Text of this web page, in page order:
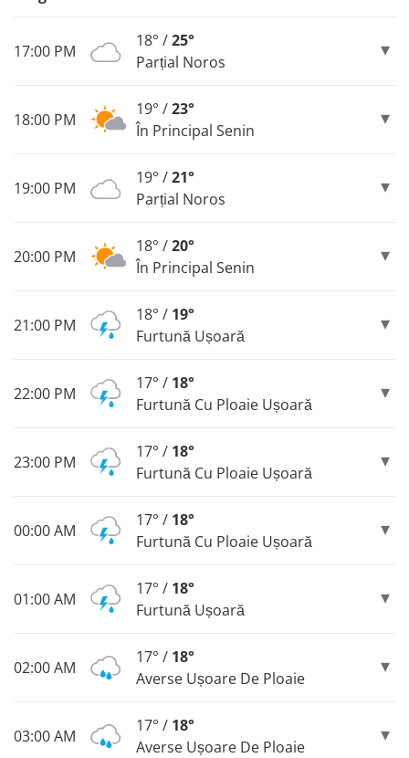
17:00 PM
18° /25°
Parțial Noros
18:00 PM
19° /23°
În Principal Senin
19:00 PM
19° /21°
Parțial Noros
20:00 PM
18° /20°
În Principal Senin
21:00 PM
18° / 19°
Furtună Ușoară
22:00 PM
17° / 18°
Furtună Cu Ploaie Ușoară
23:00 PM
17° / 18°
Furtună Cu Ploaie Ușoară
00:00 AM
17° / 18°
Furtună Cu Ploaie Ușoară
01:00 AM
17° / 18°
Furtună Ușoară
02:00 AM
17° / 18°
Averse Ușoare De Ploaie
03:00 AM
17° / 18°
Averse Ușoare De Ploaie